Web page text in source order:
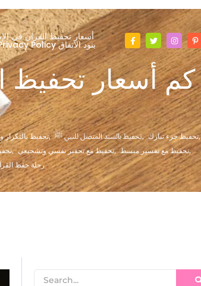
أسعار تحفيظ القران في
Privacy Policy بنود الاتفاق
كم أسعار تحفيظ
تحفيظ بالتكرار, تحفيظ بالسند المتصل للنبي ﷺ, تحفيظ جزء تبارك,
, تحفيظ مع تحفيز نفسي وتشجيعي, تحفيظ مع تفسير مبسط,
رحلة حفظ